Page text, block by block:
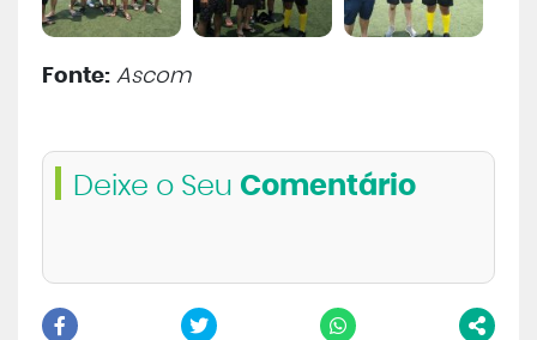
Fonte: Ascom
Deixe o Seu Comentário